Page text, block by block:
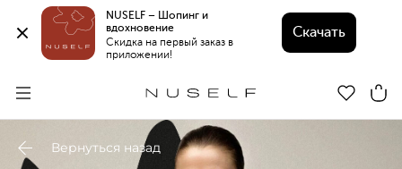
NUSELF – Шопинг и
вдохновение
Скидка на первый заказ в
приложении!
Скачать
Вернуться назад